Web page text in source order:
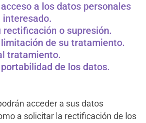
a los datos personales
rectificación o supresión.
de su tratamiento.
tratamiento.
de los datos.
acceder a sus datos
a solicitar la rectificación de los